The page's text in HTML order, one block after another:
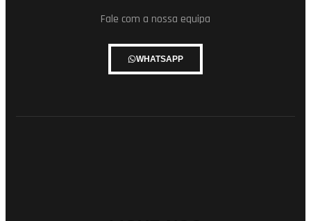
Fale com a nossa equipa
WHATSAPP